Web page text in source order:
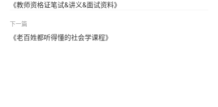
《教师资格证笔试&讲义&面试资料》
下一篇
《老百姓都听得懂的社会学课程》